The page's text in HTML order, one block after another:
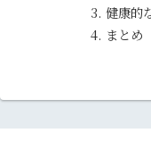
健康的
まとめ